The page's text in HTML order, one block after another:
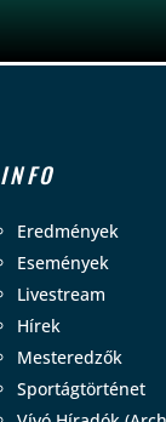
INFO
Eredmények
Események
Livestream
Hírek
Mesteredzők
Sportágtörténet